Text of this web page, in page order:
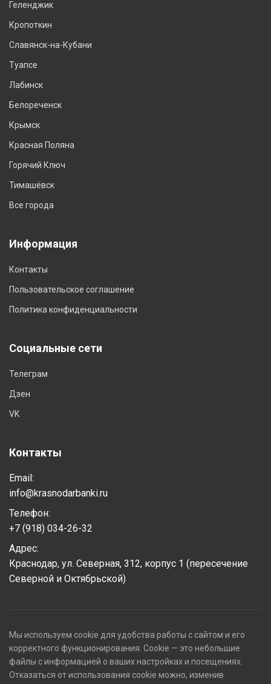
Геленджик
Кропоткин
Славянск-на-Кубани
Туапсе
Лабинск
Белореченск
Крымск
Красная Поляна
Горячий Ключ
Тимашёвск
Все города
Информация
Контакты
Пользовательское соглашение
Политика конфиденциальности
Социальные сети
Телеграм
Дзен
VK
Контакты
Email:
info@krasnodarbanki.ru
Телефон:
+7 (918) 034-26-32
Адрес:
Краснодар, ул. Северная, 312, корпус 1 (пересечение
Северной и Октябрьской)
Мы используем cookie для удобства работы с сайтом и его
корректного функционирования. Cookie — это небольшие
файлы с информацией о ваших настройках и посещениях.
Отказаться от использования cookie можно, изменив